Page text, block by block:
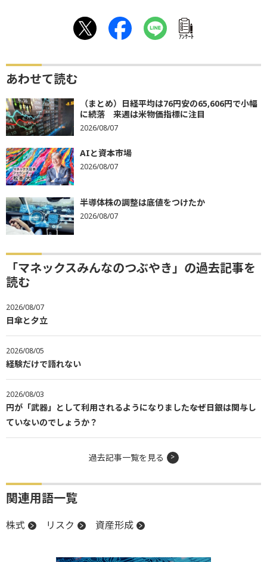
ｱﾝｹｰﾄ
あわせて読む
（まとめ）日経平均は76円安の65,606円で小幅
に続落 来週は米物価指標に注目
2026/08/07
AIと資本市場
2026/08/07
半導体株の調整は底値をつけたか
2026/08/07
「マネックスみんなのつぶやき」の過去記事を
読む
2026/08/07
日傘と夕立
2026/08/05
経験だけで語れない
2026/08/03
円が「武器」として利用されるようになりました――なぜ日銀は関与し
ていないのでしょうか？
過去記事一覧を見る
関連用語一覧
株式 リスク 資産形成